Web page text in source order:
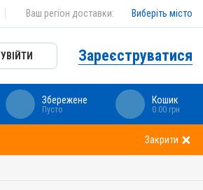
Ваш регіон доставки: Виберіть місто
УВІЙТИ Зареєструватися
Збережене
Пусто
Кошик
0.00 грн
Закрити